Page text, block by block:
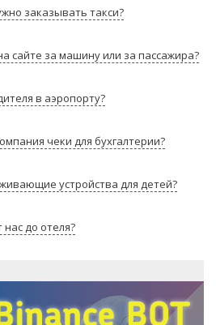
заказывать такси?
сайте за машину или за пассажира?
в аэропорту?
чеки для бухгалтерии?
устройства для детей?
до отеля?